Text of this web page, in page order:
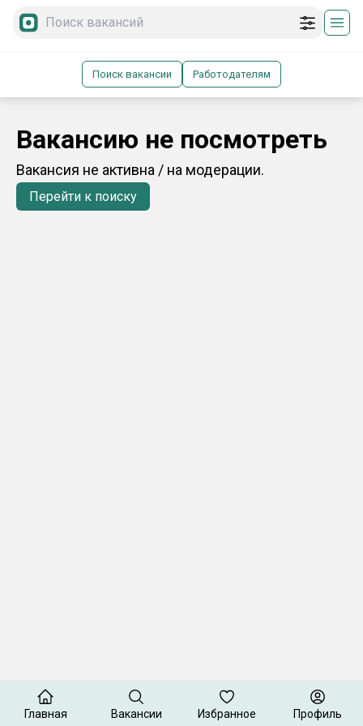
Поиск вакансии Работодателям
Вакансию не посмотреть
Вакансия не активна / на модерации.
Перейти к поиску
Главная Вакансии Избранное Профиль